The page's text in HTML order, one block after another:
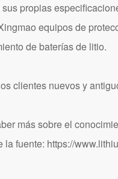
propias
equipos de
de baterías de litio.
clientes nuevos y
más sobre el
la fuente: https://